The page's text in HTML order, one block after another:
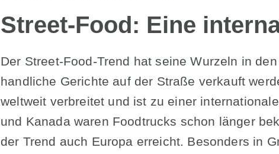
Street-Food: Eine
Der Street-Food-Trend hat seine Wurzeln in
handliche Gerichte auf der Straße verkauft
weltweit verbreitet und ist zu einer
und Kanada waren Foodtrucks schon länger
der Trend auch Europa erreicht. Besonders in